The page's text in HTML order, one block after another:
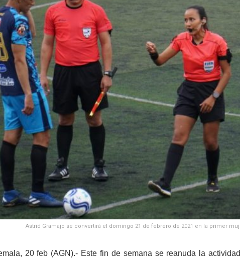
Astrid Gramajo se convertirá el domingo 21 de febrero de 2021 en la primer
20 feb (AGN).- Este fin de semana se reanuda la